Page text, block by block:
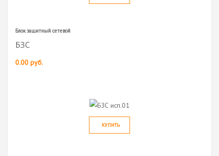
Блок защитный сетевой
БЗС
0.00 руб.
КУПИТЬ